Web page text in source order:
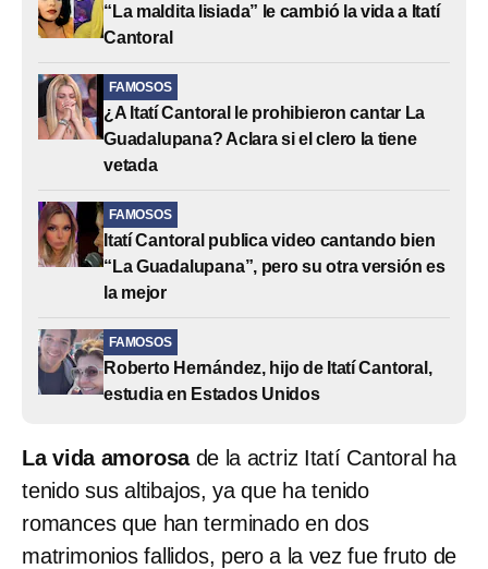
“La maldita lisiada” le cambió la vida a Itatí
Cantoral
FAMOSOS
¿A Itatí Cantoral le prohibieron cantar La
Guadalupana? Aclara si el clero la tiene
vetada
FAMOSOS
Itatí Cantoral publica video cantando bien
“La Guadalupana”, pero su otra versión es
la mejor
FAMOSOS
Roberto Hernández, hijo de Itatí Cantoral,
estudia en Estados Unidos
La vida amorosa de la actriz Itatí Cantoral ha
tenido sus altibajos, ya que ha tenido
romances que han terminado en dos
matrimonios fallidos, pero a la vez fue fruto de